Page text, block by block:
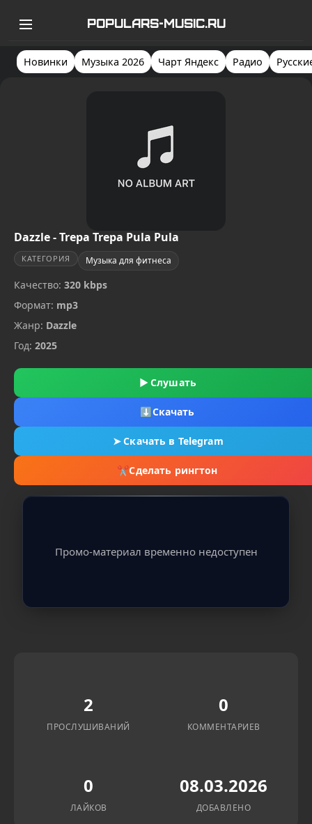
POPULARS-MUSIC.RU
Новинки Музыка 2026 Чарт Яндекс Радио
Dazzle - Trepa Trepa Pula Pula
КАТЕГОРИЯ Музыка для фитнеса
Качество: 320 kbps
Формат: mp3
Жанр: Dazzle
Год: 2025
▶ Слушать
⬇Скачать
➤Скачать в Telegram
✂Сделать рингтон
Промо-материал временно недоступен
2
ПРОСЛУШИВАНИЙ
0
КОММЕНТАРИЕВ
0
ЛАЙКОВ
08.03.2026
ДОБАВЛЕНО